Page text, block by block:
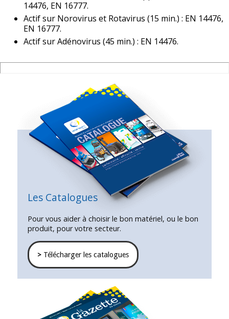
14476, EN 16777.
Actif sur Norovirus et Rotavirus (15 min.) : EN 14476,
EN 16777.
Actif sur Adénovirus (45 min.) : EN 14476.
Les Catalogues
Pour vous aider à choisir le bon matériel, ou le bon
produit, pour votre secteur.
>Télécharger les catalogues